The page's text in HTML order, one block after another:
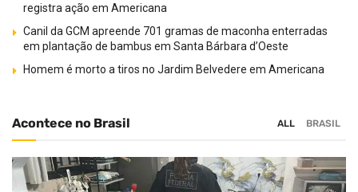
registra ação em Americana
Canil da GCM apreende 701 gramas de maconha enterradas
em plantação de bambus em Santa Bárbara d’Oeste
Homem é morto a tiros no Jardim Belvedere em Americana
Acontece no Brasil ALL BRASIL